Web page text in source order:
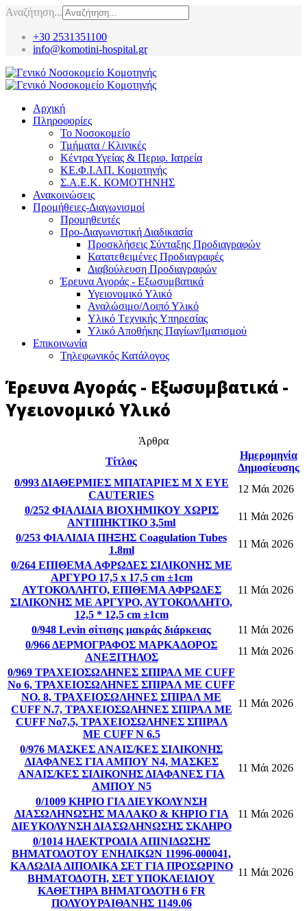
Αναζήτηση...
+30 2531351100
info@komotini-hospital.gr
Αρχική
Πληροφορίες
Το Νοσοκομείο
Τμήματα / Κλινικές
Κέντρα Υγείας & Περιφ. Ιατρεία
ΚΕ.Φ.Ι.ΑΠ. Κομοτηνής
Σ.Α.Ε.Κ. ΚΟΜΟΤΗΝΗΣ
Ανακοινώσεις
Προμήθειες-Διαγωνισμοί
Προμηθευτές
Προ-Διαγωνιστική Διαδικασία
Προσκλήσεις Σύνταξης Προδιαγραφών
Κατατεθειμένες Προδιαγραφές
Διαβούλευση Προδιαγραφών
Έρευνα Αγοράς - Εξωσυμβατικά
Υγειονομικό Υλικό
Αναλώσιμο/Λοιπό Υλικό
Υλικό Tεχνικής Yπηρεσίας
Υλικό Αποθήκης Παγίων/Ιματισμού
Επικοινωνία
Τηλεφωνικός Κατάλογος
Έρευνα Αγοράς - Εξωσυμβατικά -
Υγειονομικό Υλικό
Άρθρα
Τίτλος
Ημερομηνία
Δημοσίευσης
0/993 ΔΙΑΘΕΡΜΙΕΣ ΜΠΑΤΑΡΙΕΣ Μ Χ EYE
CAUTERIES
12 Μάι 2026
0/252 ΦΙΑΛΙΔΙΑ ΒΙΟΧΗΜΙΚΟΥ ΧΩΡΙΣ
ΑΝΤΙΠΗΚΤΙΚΟ 3,5ml
11 Μάι 2026
0/253 ΦΙΑΛΙΔΙΑ ΠΗΞΗΣ Coagulation Tubes
1.8ml
11 Μάι 2026
0/264 ΕΠΙΘΕΜΑ ΑΦΡΩΔΕΣ ΣΙΛΙΚΟΝΗΣ ΜΕ
AΡΓΥΡΟ 17,5 x 17,5 cm ±1cm
ΑΥΤΟΚΟΛΛΗΤΟ, ΕΠΙΘΕΜΑ ΑΦΡΩΔΕΣ
ΣΙΛΙΚΟΝΗΣ ΜΕ ΑΡΓΥΡΟ, ΑΥΤΟΚΟΛΛΗΤΟ,
12,5 * 12,5 cm ±1cm
11 Μάι 2026
0/948 Levin σίτισης μακράς διάρκειας
11 Μάι 2026
0/966 ΔΕΡΜΟΓΡΑΦΟΣ ΜΑΡΚΑΔΟΡΟΣ
ΑΝΕΞΙΤΗΛΟΣ
11 Μάι 2026
0/969 ΤΡΑΧΕΙΟΣΩΛΗΝΕΣ ΣΠΙΡΑΛ ΜΕ CUFF
No 6, ΤΡΑΧΕΙΟΣΩΛΗΝΕΣ ΣΠΙΡΑΛ ME CUFF
ΝΟ. 8, ΤΡΑΧΕΙΟΣΩΛΗΝΕΣ ΣΠΙΡΑΛ ΜΕ
CUFF Ν.7, ΤΡΑΧΕΙΟΣΩΛΗΝΕΣ ΣΠΙΡΑΛ ΜΕ
CUFF Νο7,5, ΤΡΑΧΕΙΟΣΩΛΗΝΕΣ ΣΠΙΡΑΛ
ΜΕ CUFF N 6.5
11 Μάι 2026
0/976 ΜΑΣΚΕΣ ΑΝΑΙΣ/ΚΕΣ ΣΙΛΙΚΟΝΗΣ
ΔΙΑΦΑΝΕΣ ΓΙΑ ΑΜΠΟΥ Ν4, ΜΑΣΚΕΣ
ΑΝΑΙΣ/ΚΕΣ ΣΙΛΙΚΟΝΗΣ ΔΙΑΦΑΝΕΣ ΓΙΑ
ΑΜΠΟΥ Ν5
11 Μάι 2026
0/1009 ΚΗΡΙΟ ΓΙΑ ΔΙΕΥΚΟΛΥΝΣΗ
ΔΙΑΣΩΛΗΝΩΣΗΣ ΜΑΛΑΚΟ & ΚΗΡΙΟ ΓΙΑ
ΔΙΕΥΚΟΛΥΝΣΗ ΔΙΑΣΩΛΗΝΩΣΗΣ ΣΚΛΗΡΟ
11 Μάι 2026
0/1014 ΗΛΕΚΤΡΟΔΙΑ ΑΠΙΝΙΔΩΣΗΣ
ΒΗΜΑΤΟΔΟΤΟΥ ΕΝΗΛΙΚΩΝ 11996-000041,
ΚΑΛΩΔΙΑ ΔΙΠΟΛΙΚΑ ΣΕΤ ΓΙΑ ΠΡΟΣΩΡΙΝΟ
ΒΗΜΑΤΟΔΟΤΗ, ΣΕΤ ΥΠΟΚΛΕΙΔΙΟΥ
ΚΑΘΕΤΗΡΑ ΒΗΜΑΤΟΔΟΤΗ 6 FR
ΠΟΛΥΟΥΡΑΙΘΑΝΗΣ 1149.06
11 Μάι 2026